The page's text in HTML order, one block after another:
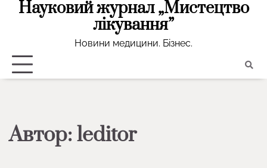
ПерейтиНауковий журнал „Мистецтво
лікування”
Новини медицини. Бізнес.
Автор:leditor